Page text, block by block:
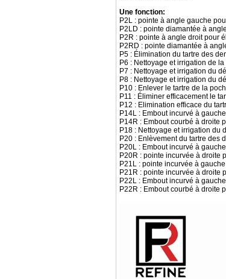
Une fonction:
P2L : pointe à angle gauche
P2LD : pointe diamantée à
P2R : pointe à angle droit pour
P2RD : pointe diamantée à
P5 : Élimination du tartre des
P6 : Nettoyage et irrigation de
P7 : Nettoyage et irrigation du
P8 : Nettoyage et irrigation du
P10 : Enlever le tartre de la
P11 : Éliminer efficacement le
P12 : Elimination efficace du
P14L : Embout incurvé à
P14R : Embout courbé à droite
P18 : Nettoyage et irrigation du
P20 : Enlèvement du tartre des
P20L : Embout incurvé à
P20R : pointe incurvée à droite
P21L : pointe incurvée à
P21R : pointe incurvée à droite
P22L : Embout incurvé à
P22R : Embout courbé à droite